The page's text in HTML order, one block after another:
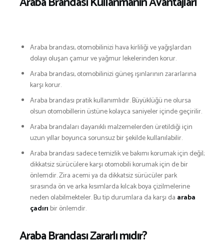
Araba brandası, otomobilinizi hava kirliliği ve yağışlardan
dolayı oluşan çamur ve yağmur lekelerinden korur.
Araba brandası, otomobilinizi güneş ışınlarının zararlarına
karşı korur.
Araba brandası pratik kullanımlıdır. Büyüklüğü ne olursa
olsun otomobillerin üstüne kolayca saniyeler içinde geçirilir.
Araba brandaları dayanıklı malzemelerden üretildiği için
uzun yıllar boyunca sorunsuz bir şekilde kullanılabilir.
Araba brandası sadece temizlik ve bakımı korumak için değil;
dikkatsiz sürücülere karşı otomobili korumak için de bir
önlemdir. Zira acemi ya da dikkatsiz sürücüler park
sırasında ön ve arka kısımlarda kılcak boya çizilmelerine
neden olabilmekteler. Bu tip durumlara da karşı da araba
çadırı bir önlemdir.
Araba Brandası Zararlı mıdır?